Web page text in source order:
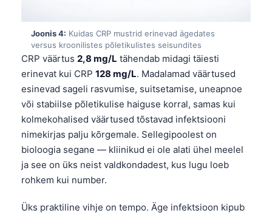
Joonis 4: Kuidas CRP mustrid erinevad ägedates
versus kroonilistes põletikulistes seisundites
CRP väärtus 2,8 mg/L tähendab midagi täiesti
erinevat kui CRP 128 mg/L. Madalamad väärtused
esinevad sageli rasvumise, suitsetamise, uneapnoe
või stabiilse põletikulise haiguse korral, samas kui
kolmekohalised väärtused tõstavad infektsiooni
nimekirjas palju kõrgemale. Sellegipoolest on
bioloogia segane — kliinikud ei ole alati ühel meelel
ja see on üks neist valdkondadest, kus lugu loeb
rohkem kui number.
Üks praktiline vihje on tempo. Äge infektsioon kipub